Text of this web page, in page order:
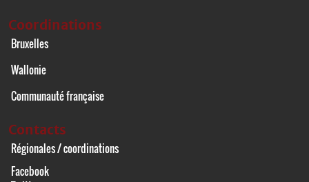
Coordinations
Bruxelles
Wallonie
Communauté française
Contacts
Régionales / coordinations
Facebook